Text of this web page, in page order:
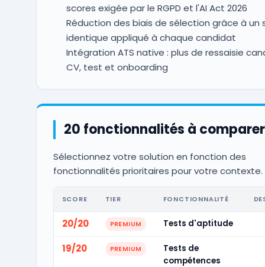
scores exigée par le RGPD et l'AI Act 2026
Réduction des biais de sélection grâce à un
identique appliqué à chaque candidat
Intégration ATS native : plus de ressaisie
CV, test et onboarding
20 fonctionnalités à comparer
Sélectionnez votre solution en fonction des
fonctionnalités prioritaires pour votre contexte.
SCORE TIER FONCTIONNALITÉ
20/20 PREMIUM Tests d'aptitude
19/20 PREMIUM
Tests de
compétences